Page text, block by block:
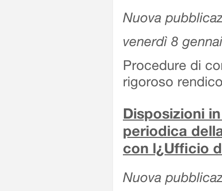
Nuova
venerdì 8
Procedure di
rigoroso
Disposizioni
periodica
con l¿Ufficio
Nuova